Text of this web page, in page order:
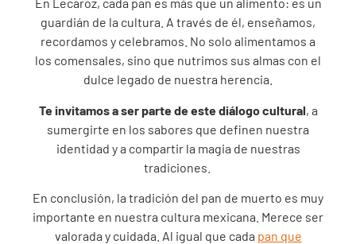
guardián de la cultura. A través de él, enseñamos,
recordamos y celebramos. No solo alimentamos a
los comensales, sino que nutrimos sus almas con el
dulce legado de nuestra herencia.
Te invitamos a ser parte de este diálogo cultural, a
sumergirte en los sabores que definen nuestra
identidad y a compartir la magia de nuestras
tradiciones.
En conclusión, la tradición del pan de muerto es muy
importante en nuestra cultura mexicana. Merece ser
valorada y cuidada. Al igual que cada pan que